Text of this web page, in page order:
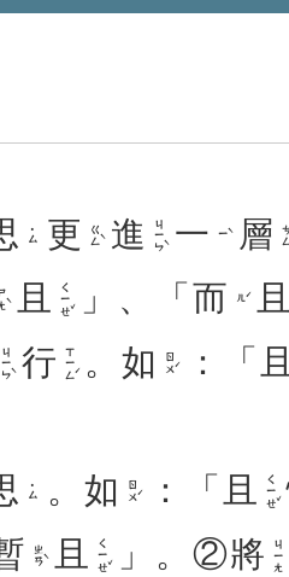
˙ㄙ 更 ㄍㄥˋ 進 ㄐㄧㄣˋ 一 ㄧˋ 層 ㄘ
ˋ 且 ㄑㄧㄝˇ 」、「 而 ㄦˊ
ㄐㄧㄣˋ 行 ㄒㄧㄥˊ 。如 ㄖㄨˊ ：「
˙ㄙ 。如 ㄖㄨˊ ：「 且 ㄑㄧㄝˇ
ㄓㄢˋ 且 ㄑㄧㄝˇ 」。②將 ㄐㄧㄤ